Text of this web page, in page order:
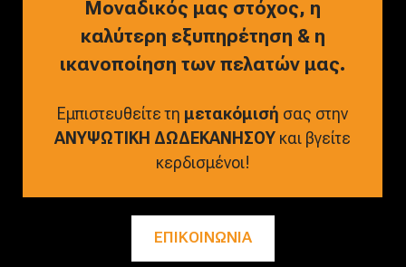
Μοναδικός μας στόχος, η
καλύτερη εξυπηρέτηση & η
ικανοποίηση των πελατών μας.
Εμπιστευθείτε τη μετακόμισή σας στην
ΑΝΥΨΩΤΙΚΗ ΔΩΔΕΚΑΝΗΣΟΥ και βγείτε
κερδισμένοι!
ΕΠΙΚΟΙΝΩΝΙΑ